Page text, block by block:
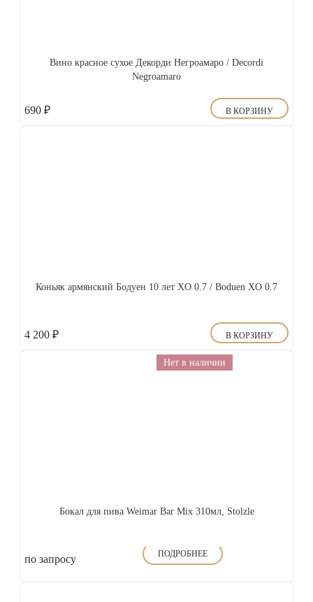
Вино красное сухое Декорди Негроамаро / Decordi
Negroamaro
690 ₽ В КОРЗИНУ
Коньяк армянский Бодуен 10 лет XO 0.7 / Boduen XO 0.7
4 200 ₽ В КОРЗИНУ
Нет в наличии
Бокал для пива Weimar Bar Mix 310мл, Stolzle
по запросу ПОДРОБНЕЕ